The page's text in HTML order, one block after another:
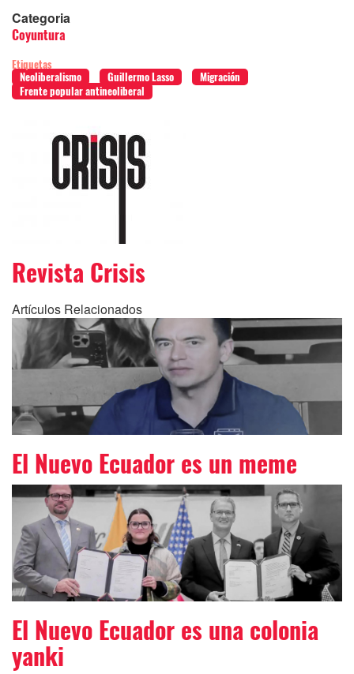
Categoria
Coyuntura
Etiquetas
Neoliberalismo
Guillermo Lasso
Migración
Frente popular antineoliberal
Revista Crisis
Artículos Relacionados
El Nuevo Ecuador es un meme
El Nuevo Ecuador es una colonia
yanki